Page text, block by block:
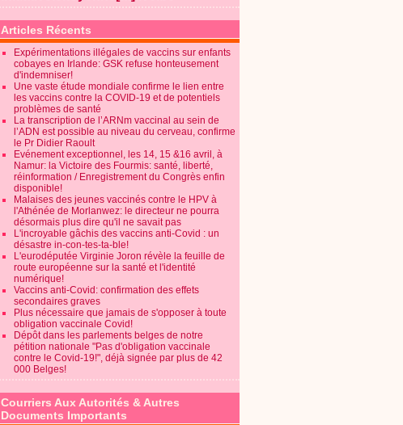
Articles Récents
Expérimentations illégales de vaccins sur enfants
cobayes en Irlande: GSK refuse honteusement
d'indemniser!
Une vaste étude mondiale confirme le lien entre
les vaccins contre la COVID-19 et de potentiels
problèmes de santé
La transcription de l’ARNm vaccinal au sein de
l’ADN est possible au niveau du cerveau, confirme
le Pr Didier Raoult
Evénement exceptionnel, les 14, 15 &16 avril, à
Namur: la Victoire des Fourmis: santé, liberté,
réinformation / Enregistrement du Congrès enfin
disponible!
Malaises des jeunes vaccinés contre le HPV à
l'Athénée de Morlanwez: le directeur ne pourra
désormais plus dire qu'il ne savait pas
L'incroyable gâchis des vaccins anti-Covid : un
désastre in-con-tes-ta-ble!
L'eurodéputée Virginie Joron révèle la feuille de
route européenne sur la santé et l'identité
numérique!
Vaccins anti-Covid: confirmation des effets
secondaires graves
Plus nécessaire que jamais de s'opposer à toute
obligation vaccinale Covid!
Dépôt dans les parlements belges de notre
pétition nationale "Pas d'obligation vaccinale
contre le Covid-19!", déjà signée par plus de 42
000 Belges!
Courriers Aux Autorités & Autres
Documents Importants